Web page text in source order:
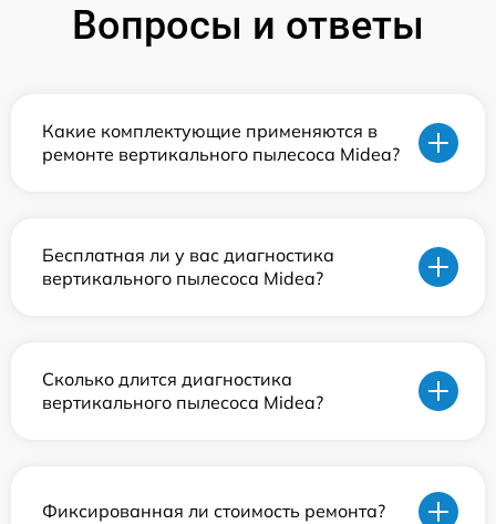
Вопросы и ответы
Какие комплектующие применяются в
ремонте вертикального пылесоса Midea?
Бесплатная ли у вас диагностика
вертикального пылесоса Midea?
Сколько длится диагностика
вертикального пылесоса Midea?
Фиксированная ли стоимость ремонта?